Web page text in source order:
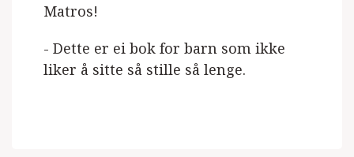
Matros!
- Dette er ei bok for barn som ikke
liker å sitte så stille så lenge.